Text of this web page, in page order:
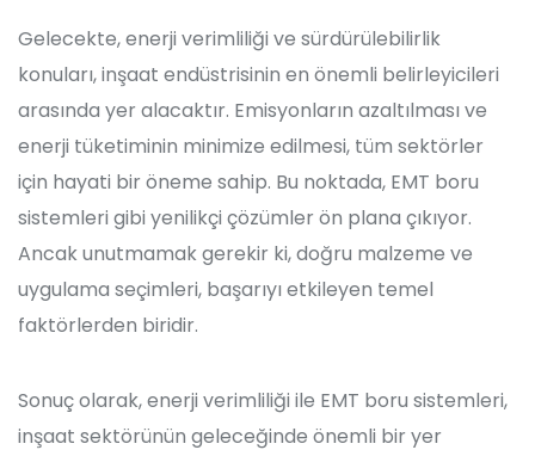
Gelecekte, enerji verimliliği ve sürdürülebilirlik
konuları, inşaat endüstrisinin en önemli belirleyicileri
arasında yer alacaktır. Emisyonların azaltılması ve
enerji tüketiminin minimize edilmesi, tüm sektörler
için hayati bir öneme sahip. Bu noktada, EMT boru
sistemleri gibi yenilikçi çözümler ön plana çıkıyor.
Ancak unutmamak gerekir ki, doğru malzeme ve
uygulama seçimleri, başarıyı etkileyen temel
faktörlerden biridir.
Sonuç olarak, enerji verimliliği ile EMT boru sistemleri,
inşaat sektörünün geleceğinde önemli bir yer